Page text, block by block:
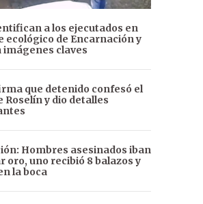
a los ejecutados en
ecológico de Encarnación y
imágenes claves
que detenido confesó el
Roselín y dio detalles
Hombres asesinados iban
oro, uno recibió 8 balazos y
la boca